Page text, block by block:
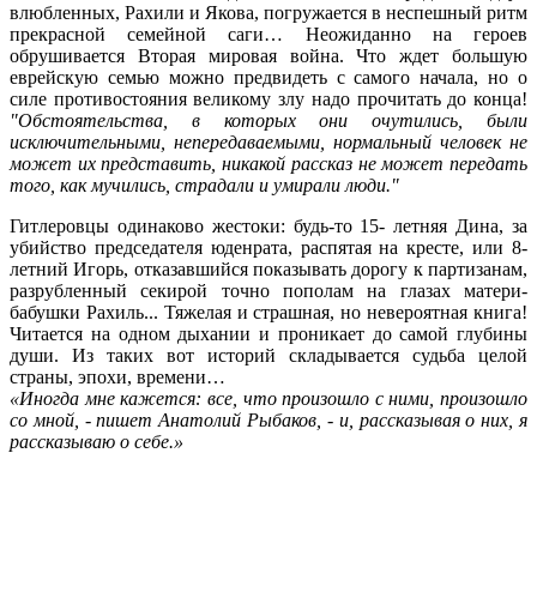
влюбленных, Рахили и Якова, погружается в неспешный ритм
прекрасной семейной саги… Неожиданно на героев
обрушивается Вторая мировая война. Что ждет большую
еврейскую семью можно предвидеть с самого начала, но о
силе противостояния великому злу надо прочитать до конца!
"Обстоятельства, в которых они очутились, были
исключительными, непередаваемыми, нормальный человек не
может их представить, никакой рассказ не может передать
того, как мучились, страдали и умирали люди."
Гитлеровцы одинаково жестоки: будь-то 15- летняя Дина, за
убийство председателя юденрата, распятая на кресте, или 8-
летний Игорь, отказавшийся показывать дорогу к партизанам,
разрубленный секирой точно пополам на глазах матери-
бабушки Рахиль... Тяжелая и страшная, но невероятная книга!
Читается на одном дыхании и проникает до самой глубины
души. Из таких вот историй складывается судьба целой
страны, эпохи, времени…
«Иногда мне кажется: все, что произошло с ними, произошло
со мной, - пишет Анатолий Рыбаков, - и, рассказывая о них, я
рассказываю о себе.»